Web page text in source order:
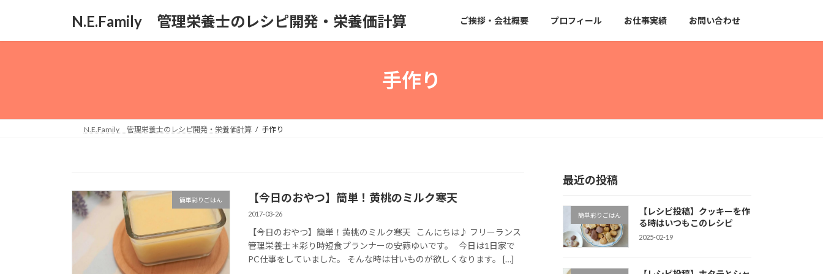
N.E.Family 管理栄養士のレシピ開発・栄養価計算 ご挨拶・会社概要 プロフィール お仕事実績 お問い合わせ
手作り
N.E.Family 管理栄養士のレシピ開発・栄養価計算 手作り
簡単彩りごはん 【今日のおやつ】簡単！黄桃のミルク寒天
2017-03-26
【今日のおやつ】簡単！黄桃のミルク寒天 こんにちは♪ フリーランス
管理栄養士＊彩り時短食プランナーの安蒜ゆいです。 今日は1日家で
PC仕事をしていました。 そんな時は甘いものが欲しくなります。 […]
最近の投稿
簡単彩りごはん
【レシピ投稿】クッキーを作
る時はいつもこのレシピ
2025-02-19